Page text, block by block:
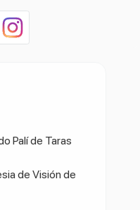
Palí de Taras
de Visión de